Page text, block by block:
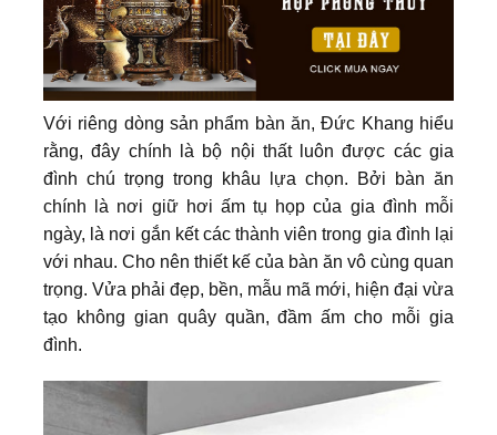
Với riêng dòng sản phẩm bàn ăn, Đức Khang hiểu
rằng, đây chính là bộ nội thất luôn được các gia
đình chú trọng trong khâu lựa chọn. Bởi bàn ăn
chính là nơi giữ hơi ấm tụ họp của gia đình mỗi
ngày, là nơi gắn kết các thành viên trong gia đình lại
với nhau. Cho nên thiết kế của bàn ăn vô cùng quan
trọng. Vửa phải đẹp, bền, mẫu mã mới, hiện đại vừa
tạo không gian quây quần, đầm ấm cho mỗi gia
đình.